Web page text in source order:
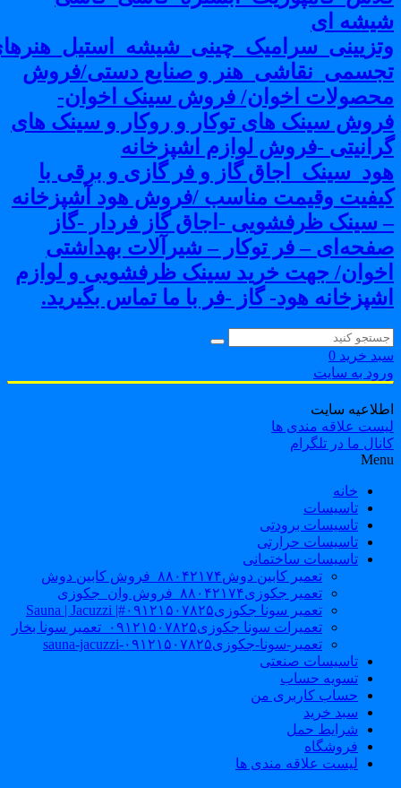
ای
و صنایع دستی/فروش
اخوان/ فروش سینک اخوان-
سینک های توکار و روکار و سینک های
-فروش لوازم اشپزخانه
گاز و فر گازی و برقی با
وقیمت مناسب /فروش هود آشپزخانه
سینک ظرفشویی -اجاق گاز فردار -گاز
– فر توکار – شیرآلات بهداشتی
جهت خرید سینک ظرفشویی و لوازم
هود- گاز -فر با ما تماس بگیرید.
خرید 0
به سایت
سایت
علاقه مندی ها
ما در تلگرام
خانه
تاسیسات
تاسیسات برودتی
تاسیسات حرارتی
تاسیسات ساختمانی
تعمیر کابین دوش۸۸۰۴۲۱۷۴_فروش کابین دوش
تعمیر جکوزی۸۸۰۴۲۱۷۴_فروش وان_جکوزی
تعمیر سونا جکوزی۰۹۱۲۱۵۰۷۸۲۵#| Sauna | Jacuzzi
تعمیرات سونا جکوزی۰۹۱۲۱۵۰۷۸۲۵_تعمیر سونا بخار
تعمیر-سونا-جکوزی۰۹۱۲۱۵۰۷۸۲۵-sauna-jacuzzi
تاسیسات صنعتی
تسویه حساب
حساب کاربری من
سبد خرید
شرایط حمل
فروشگاه
لیست علاقه مندی ها